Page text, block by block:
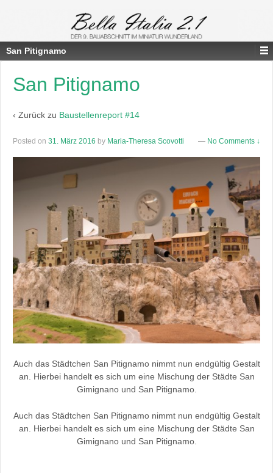
San Pitignamo
San Pitignamo
‹ Zurück zu Baustellenreport #14
Posted on 31. März 2016 by Maria-Theresa Scovotti — No Comments ↓
Auch das Städtchen San Pitignamo nimmt nun endgültig Gestalt
an. Hierbei handelt es sich um eine Mischung der Städte San
Gimignano und San Pitignamo.
Auch das Städtchen San Pitignamo nimmt nun endgültig Gestalt
an. Hierbei handelt es sich um eine Mischung der Städte San
Gimignano und San Pitignamo.